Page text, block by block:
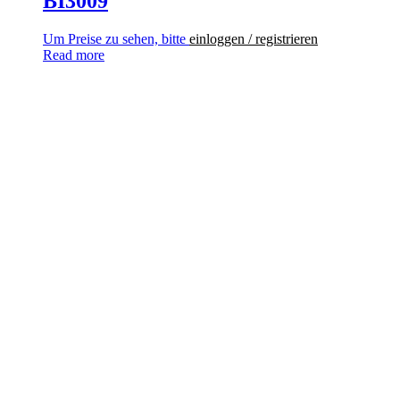
Um Preise zu sehen, bitte einloggen / registrieren
Read more